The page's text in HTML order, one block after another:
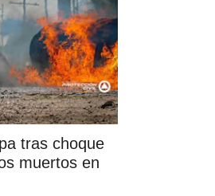
tras choque
muertos en